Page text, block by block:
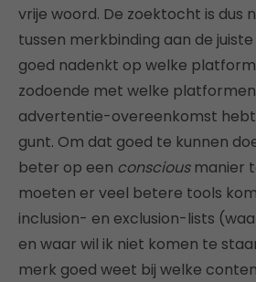
vrije woord. De zoektocht is dus
tussen merkbinding aan de
goed nadenkt op welke
zodoende met welke platformen
advertentie-overeenkomst
gunt. Om dat goed te kunnen
beter op een consciousmanier
moeten er veel betere tools
inclusion- en exclusion-lists
en waar wil ik niet komen te
merk goed weet bij welke